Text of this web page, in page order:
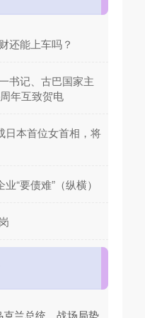
还能上车吗？
书记、古巴国家主
年互致贺电
日本首位女首相，将
“要债难”（纵横）
兰总统，战场局势